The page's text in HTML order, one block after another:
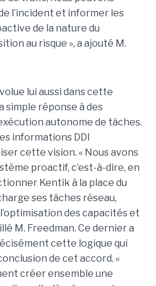
l’incident et informer les
de la nature du
au risque », a ajouté M.
lui aussi dans cette
simple réponse à des
autonome de tâches.
informations DDI
cette vision. « Nous avons
proactif, c’est-à-dire, en
Kentik à la place du
ses tâches réseau,
des capacités et
M. Freedman. Ce dernier a
cette logique qui
de cet accord. «
créer ensemble une